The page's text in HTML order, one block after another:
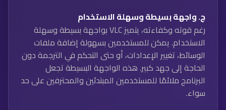
ج.واجهة بسيطة وسهلة الاستخدام
رغم قوته وكفاءته، يتميز VLC بواجهة بسيطة وسهلة
الاستخدام. يمكن للمستخدمين بسهولة إضافة ملفات
الوسائط، تغيير الإعدادات، أو حتى التحكم في الترجمة دون
الحاجة إلى جهد كبير. هذه الواجهة البسيطة تجعل
البرنامج ملائمًا للمستخدمين المبتدئين والمحترفين على حد
سواء.